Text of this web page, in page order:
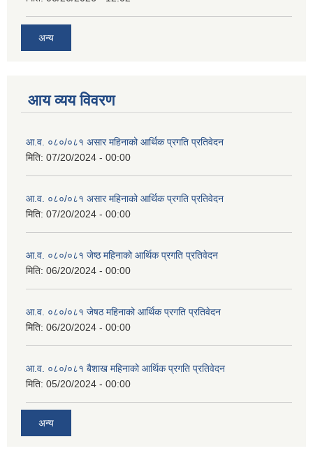
अन्य
आय व्यय विवरण
आ.व. ०८०/०८१ असार महिनाको आर्थिक प्रगति प्रतिवेदन
मिति: 07/20/2024 - 00:00
आ.व. ०८०/०८१ असार महिनाको आर्थिक प्रगति प्रतिवेदन
मिति: 07/20/2024 - 00:00
आ.व. ०८०/०८१ जेष्ठ महिनाको आर्थिक प्रगति प्रतिवेदन
मिति: 06/20/2024 - 00:00
आ.व. ०८०/०८१ जेषठ महिनाको आर्थिक प्रगति प्रतिवेदन
मिति: 06/20/2024 - 00:00
आ.व. ०८०/०८१ बैशाख महिनाको आर्थिक प्रगति प्रतिवेदन
मिति: 05/20/2024 - 00:00
अन्य